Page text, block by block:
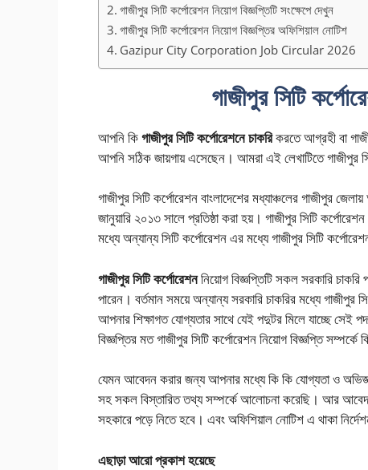
গাজীপুর সিটি কর্পোরেশন নিয়োগ বিজ্ঞপ্তিটি সংক্ষেপে দেখুন
গাজীপুর সিটি কর্পোরেশন নিয়োগ বিজ্ঞপ্তির অফিশিয়াল নোটিশ
Gazipur City Corporation Job Circular 2026
গাজীপুর সিটি
আপনি কিগাজীপুর সিটি কর্পোরেশনে চাকরিকরতে আগ্রহী বা
আপনি সঠিক জায়গায় এসেছেন। আমরা এই লেখাটিতে গাজীপুর
গাজীপুর সিটি কর্পোরেশন বাংলাদেশের মধ্যাঞ্চলের গাজীপুর
জানুয়ারি ২০১৩ সালে প্রতিষ্ঠা করা হয়। গাজীপুর সিটি
মধ্যে অন্যান্য সিটি কর্পোরেশন এর মধ্যে গাজীপুর সিটি
গাজীপুর সিটি কর্পোরেশননিয়োগ বিজ্ঞপ্তিটি সকল সরকারি
পারেন। বর্তমান সময়ে অন্যান্য সরকারি চাকরির মধ্যে গাজীপুর
আপনার শিক্ষাগত যোগ্যতার সাথে যেই পদুটর মিলে যাচ্ছে
বিজ্ঞপ্তির মত গাজীপুর সিটি কর্পোরেশন নিয়োগ বিজ্ঞপ্তি
যেমন আবেদন করার জন্য আপনার মধ্যে কি কি যোগ্যতা ও
সহ সকল বিস্তারিত তথ্য সম্পর্কে আলোচনা করেছি। আর
সহকারে পড়ে নিতে হবে। এবং অফিশিয়াল নোটিশ এ থাকা
এছাড়া আরো প্রকাশ হয়েছে